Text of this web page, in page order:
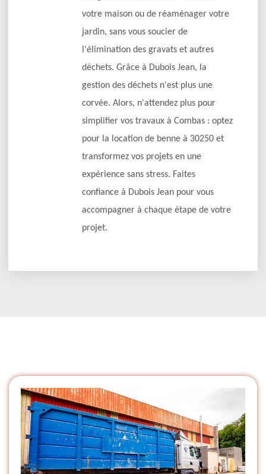
votre maison ou de réaménager votre
jardin, sans vous soucier de
l'élimination des gravats et autres
déchets. Grâce à Dubois Jean, la
gestion des déchets n'est plus une
corvée. Alors, n'attendez plus pour
simplifier vos travaux à Combas : optez
pour la location de benne à 30250 et
transformez vos projets en une
expérience sans stress. Faites
confiance à Dubois Jean pour vous
accompagner à chaque étape de votre
projet.